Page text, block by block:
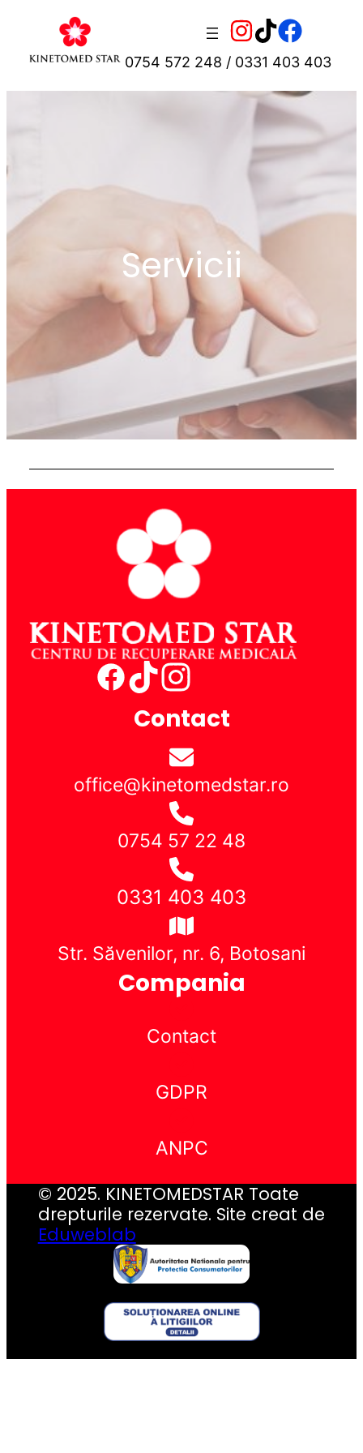
conținut
0754 572 248 / 0331 403 403
Servicii
Contact
office@kinetomedstar.ro
0754 57 22 48
0331 403 403
Str. Săvenilor, nr. 6, Botosani
Compania
Contact
GDPR
ANPC
© 2025. KINETOMEDSTAR Toate
drepturile rezervate. Site creat de
Eduweblab